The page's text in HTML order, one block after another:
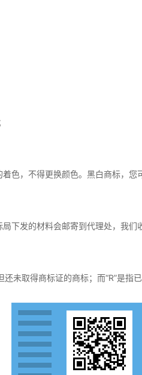
色，不得更换颜色。黑白商标，您
下发的材料会邮寄到代理处，我们
未取得商标证的商标；而“R”是指